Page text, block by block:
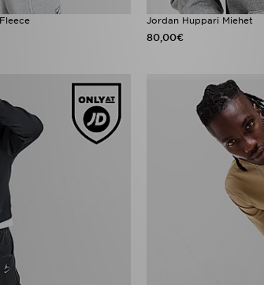
Jordan Huppari Miehet
80,00€